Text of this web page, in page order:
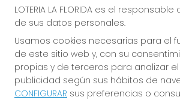
COMPRA EN
FLORIDA
Y QUE LAS
LOTERIA LA FLORIDA es el
de sus datos personales.
Usamos cookies necesarias para el
de este sitio web y, con su
propias y de terceros para analizar
publicidad según sus hábitos de
CONFIGURAR sus preferencias o